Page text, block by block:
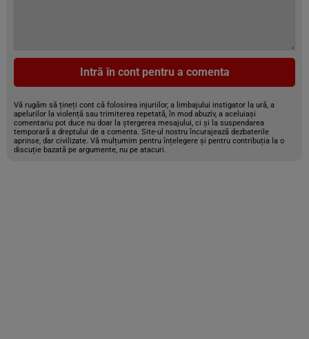
Intră în cont pentru a comenta
Vă rugăm să țineți cont că folosirea injuriilor, a limbajului instigator la ură, a
apelurilor la violență sau trimiterea repetată, în mod abuziv, a aceluiași
comentariu pot duce nu doar la ștergerea mesajului, ci și la suspendarea
temporară a dreptului de a comenta. Site-ul nostru încurajează dezbaterile
aprinse, dar civilizate. Vă mulțumim pentru înțelegere și pentru contribuția la o
discuție bazată pe argumente, nu pe atacuri.